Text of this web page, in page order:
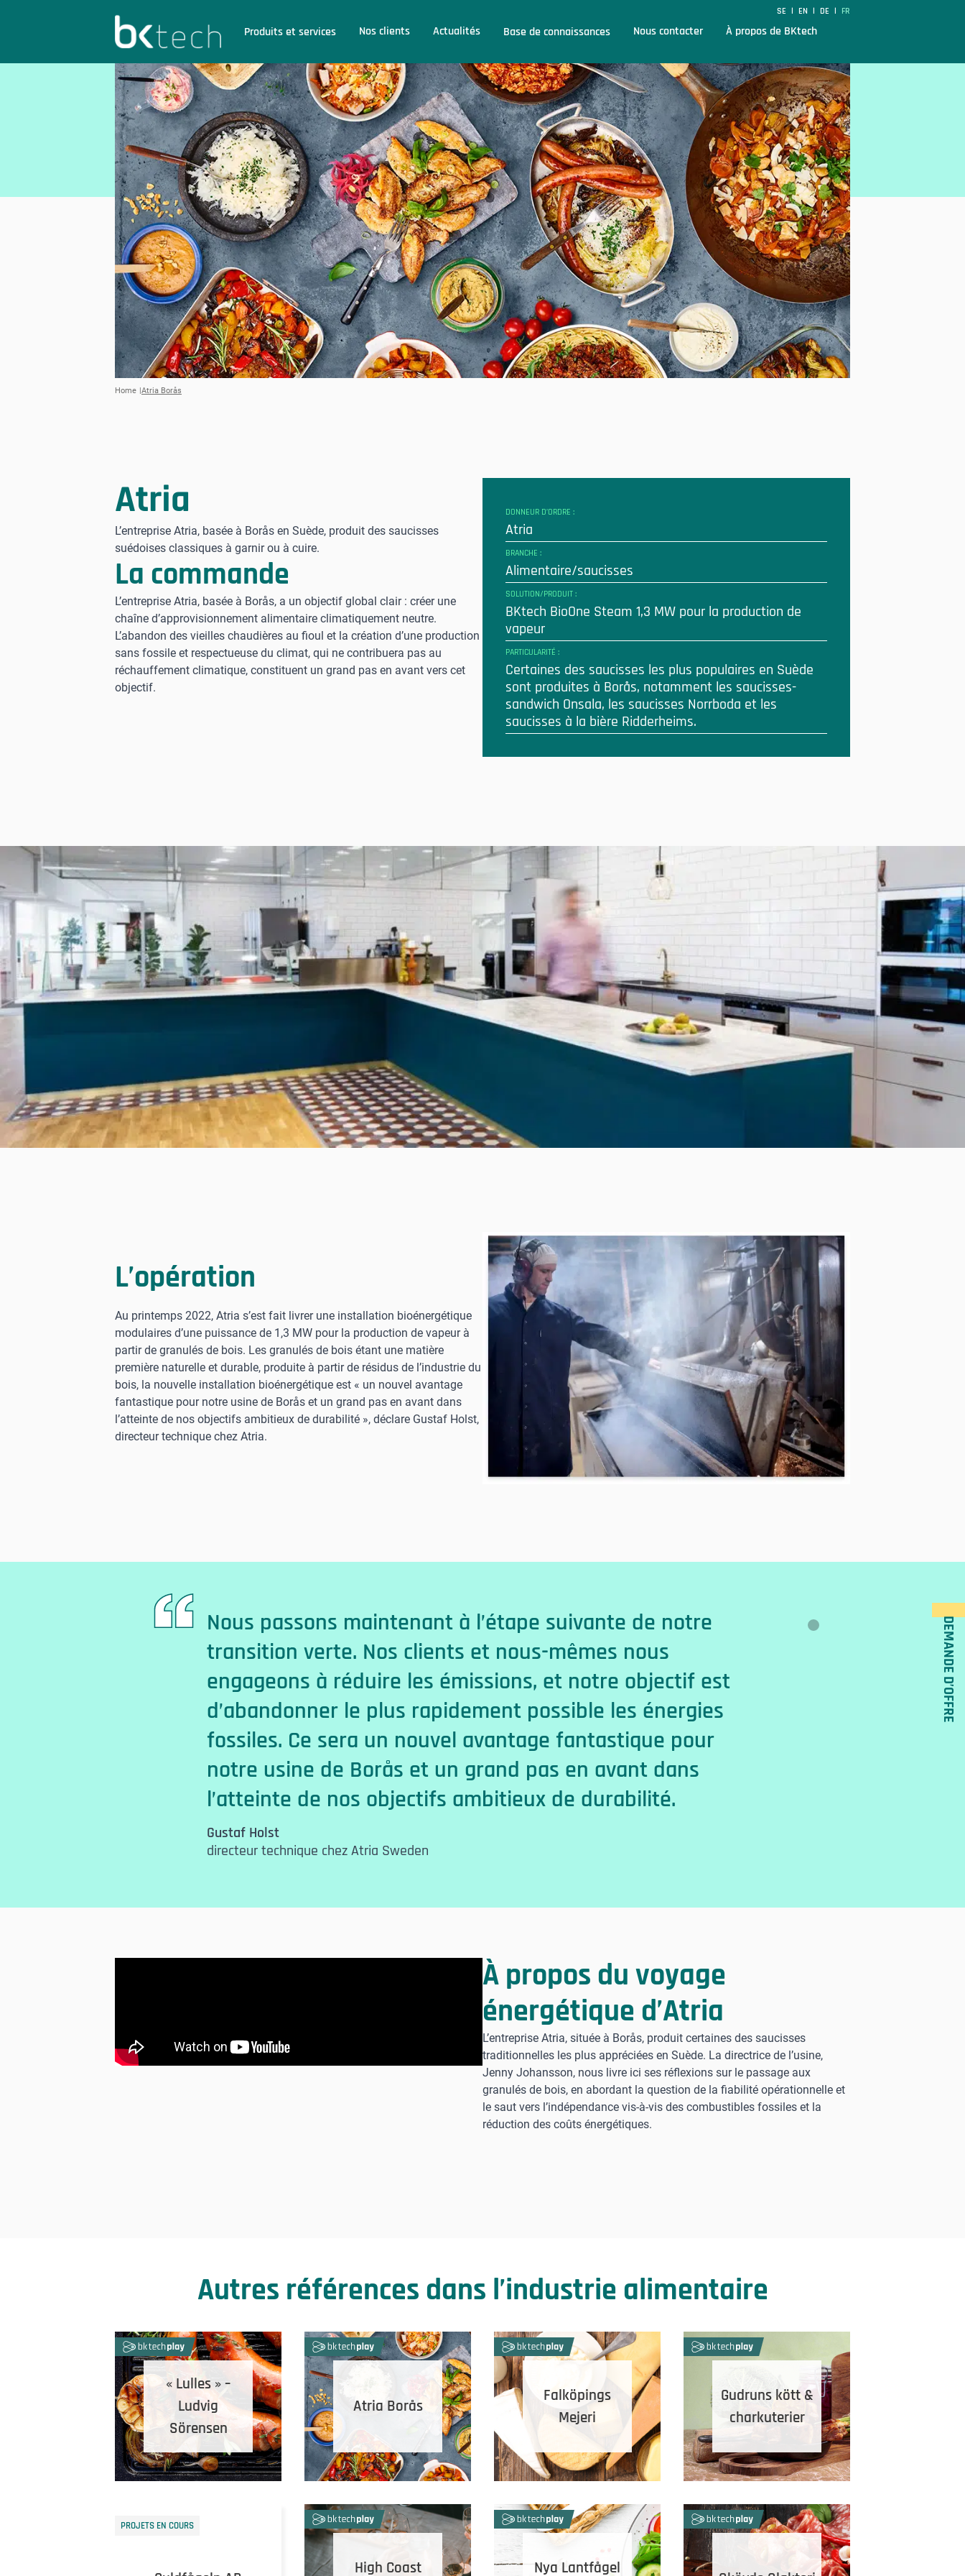
DEMANDE D’OFFRE
Produits et services Nos clients Actualités Base de connaissances Nous contacter À propos de BKtech
SE | EN | DE | FR
Home Atria Borås
Atria
L’entreprise Atria, basée à Borås en Suède, produit des saucisses
suédoises classiques à garnir ou à cuire.
La commande
L’entreprise Atria, basée à Borås, a un objectif global clair : créer une
chaîne d’approvisionnement alimentaire climatiquement neutre.
L’abandon des vieilles chaudières au fioul et la création d’une production
sans fossile et respectueuse du climat, qui ne contribuera pas au
réchauffement climatique, constituent un grand pas en avant vers cet
objectif.
DONNEUR D’ORDRE :
Atria
BRANCHE :
Alimentaire/saucisses
SOLUTION/PRODUIT :
BKtech BioOne Steam 1,3 MW pour la production de
vapeur
PARTICULARITÉ :
Certaines des saucisses les plus populaires en Suède
sont produites à Borås, notamment les saucisses-
sandwich Onsala, les saucisses Norrboda et les
saucisses à la bière Ridderheims.
L’opération
Au printemps 2022, Atria s’est fait livrer une installation bioénergétique
modulaires d’une puissance de 1,3 MW pour la production de vapeur à
partir de granulés de bois. Les granulés de bois étant une matière
première naturelle et durable, produite à partir de résidus de l’industrie du
bois, la nouvelle installation bioénergétique est « un nouvel avantage
fantastique pour notre usine de Borås et un grand pas en avant dans
l’atteinte de nos objectifs ambitieux de durabilité », déclare Gustaf Holst,
directeur technique chez Atria.
Nous passons maintenant à l’étape suivante de notre
transition verte. Nos clients et nous-mêmes nous
engageons à réduire les émissions, et notre objectif est
d’abandonner le plus rapidement possible les énergies
fossiles. Ce sera un nouvel avantage fantastique pour
notre usine de Borås et un grand pas en avant dans
l’atteinte de nos objectifs ambitieux de durabilité.
Gustaf Holst
directeur technique chez Atria Sweden
Nous passons
transition verte.
engageons à
d’abandonner le
À propos du voyage
énergétique d’Atria
L’entreprise Atria, située à Borås, produit certaines des saucisses
traditionnelles les plus appréciées en Suède. La directrice de l’usine,
Jenny Johansson, nous livre ici ses réflexions sur le passage aux
granulés de bois, en abordant la question de la fiabilité opérationnelle et
le saut vers l’indépendance vis-à-vis des combustibles fossiles et la
réduction des coûts énergétiques.
Autres références dans l’industrie alimentaire
« Lulles » –
Ludvig
Sörensen
Atria Borås
Falköpings
Mejeri
Gudruns kött &
charkuterier
PROJETS EN COURS
High Coast Nya Lantfågel